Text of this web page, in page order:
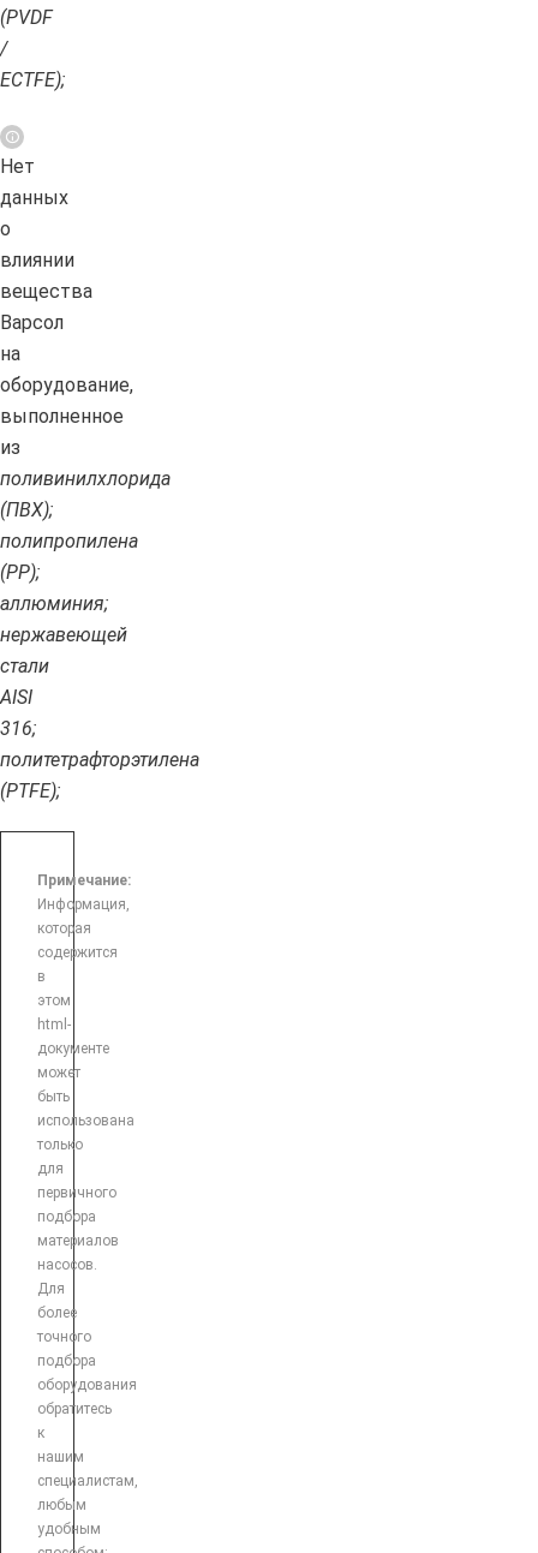
(PVDF
/
ECTFE);
Нет
данных
о
влиянии
вещества
Варсол
на
оборудование,
выполненное
из
поливинилхлорида
(ПВХ);
полипропилена
(PP);
аллюминия;
нержавеющей
стали
AISI
316;
политетрафторэтилена
(PTFE);
Примечание:
Информация,
которая
содержится
в
этом
html-
документе
может
быть
использована
только
для
первичного
подбора
материалов
насосов.
Для
более
точного
подбора
оборудования
обратитесь
к
нашим
специалистам,
любым
удобным